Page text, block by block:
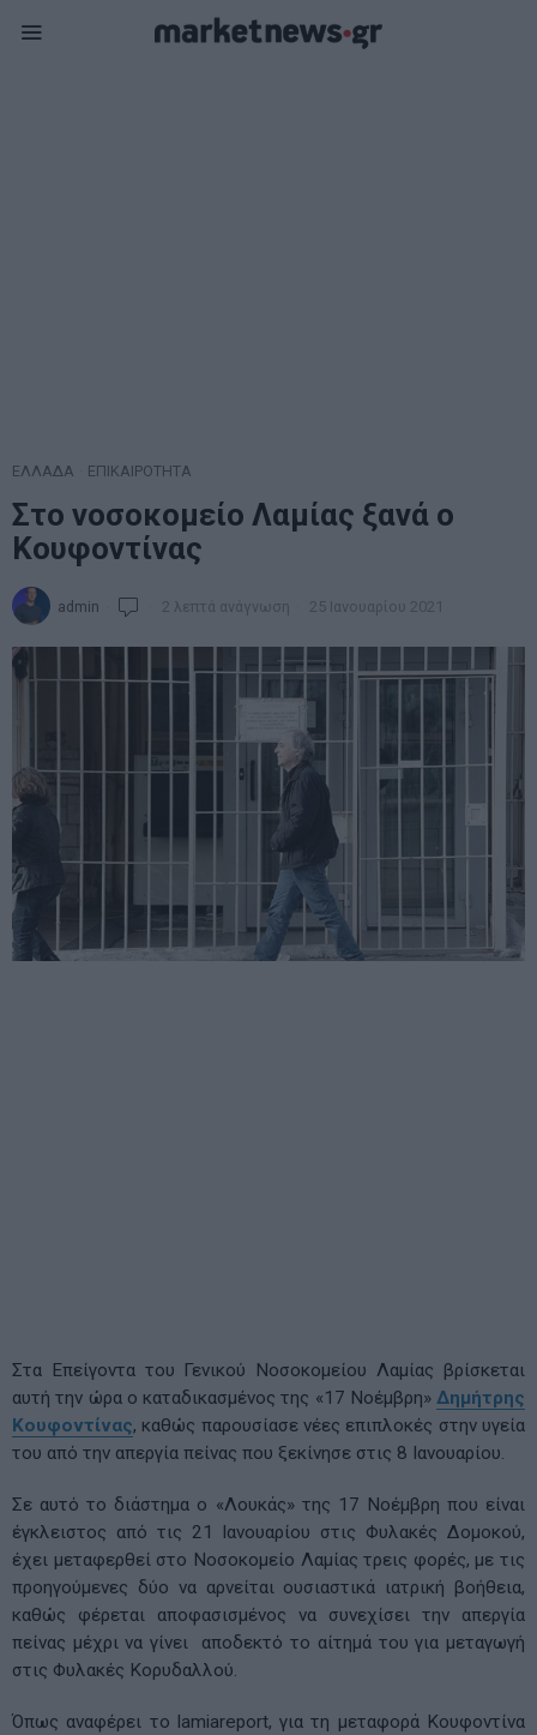
ΕΛΛΑΔΑ ΕΠΙΚΑΙΡΟΤΗΤΑ
Στο νοσοκομείο Λαμίας ξανά ο
Κουφοντίνας
admin 2 λεπτά ανάγνωση 25 Ιανουαρίου 2021
Στα Επείγοντα του Γενικού Νοσοκομείου Λαμίας βρίσκεται
αυτή την ώρα ο καταδικασμένος της «17 Νοέμβρη» Δημήτρης
Κουφοντίνας, καθώς παρουσίασε νέες επιπλοκές στην υγεία
του από την απεργία πείνας που ξεκίνησε στις 8 Ιανουαρίου.
Σε αυτό το διάστημα ο «Λουκάς» της 17 Νοέμβρη που είναι
έγκλειστος από τις 21 Ιανουαρίου στις Φυλακές Δομοκού,
έχει μεταφερθεί στο Νοσοκομείο Λαμίας τρεις φορές, με τις
προηγούμενες δύο να αρνείται ουσιαστικά ιατρική βοήθεια,
καθώς φέρεται αποφασισμένος να συνεχίσει την απεργία
πείνας μέχρι να γίνει αποδεκτό το αίτημά του για μεταγωγή
στις Φυλακές Κορυδαλλού.
Όπως αναφέρει το lamiareport, για τη μεταφορά Κουφοντίνα